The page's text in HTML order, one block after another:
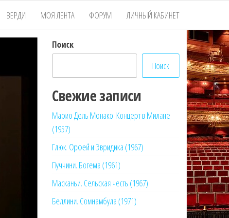
ВЕРДИ МОЯ ЛЕНТА ФОРУМ ЛИЧНЫЙ КАБИНЕТ
Поиск
Поиск
Свежие записи
Марио Дель Монако. Концерт в Милане
(1957)
Глюк. Орфей и Эвридика (1967)
Пуччини. Богема (1961)
Масканьи. Сельская честь (1967)
Беллини. Сомнамбула (1971)